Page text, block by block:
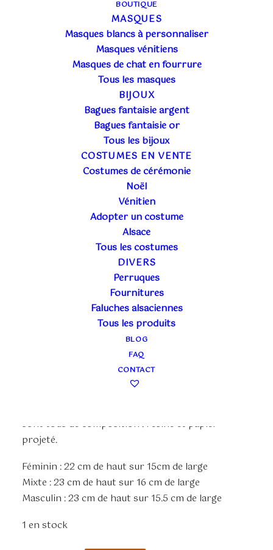
BOUTIQUE
MASQUES
Masques blancs à personnaliser
Masques vénitiens
Masques de chat en fourrure
Tous les masques
BIJOUX
Bagues fantaisie argent
Bagues fantaisie or
Tous les bijoux
COSTUMES EN VENTE
Costumes de cérémonie
Noël
Vénitien
Adopter un costume
Alsace
Tous les costumes
DIVERS
Perruques
Fournitures
Faluches alsaciennes
Tous les produits
BLOG
FAQ
CONTACT
VOLTO MIXTE
BLANC À
PERSONNALISER
sont tous de composition : résine et papier
projeté.
Féminin : 22 cm de haut sur 15cm de large
Mixte : 23 cm de haut sur 16 cm de large
Masculin : 23 cm de haut sur 15.5 cm de large
1 en stock